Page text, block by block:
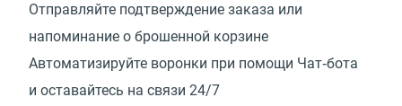
Отправляйте подтверждение заказа или
напоминание о брошенной корзине
Автоматизируйте воронки при помощи Чат‑бота
и оставайтесь на связи 24/7